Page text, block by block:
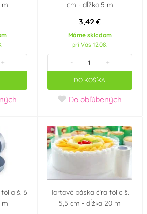
m
+
cm - dĺžka 5 m
3,42 €
Máme skladom
pri Vás 12.08.
- +
DO KOŠÍKA
Do obľúbených
š. 6
m
Tortová páska číra fólia š.
5,5 cm - dĺžka 20 m